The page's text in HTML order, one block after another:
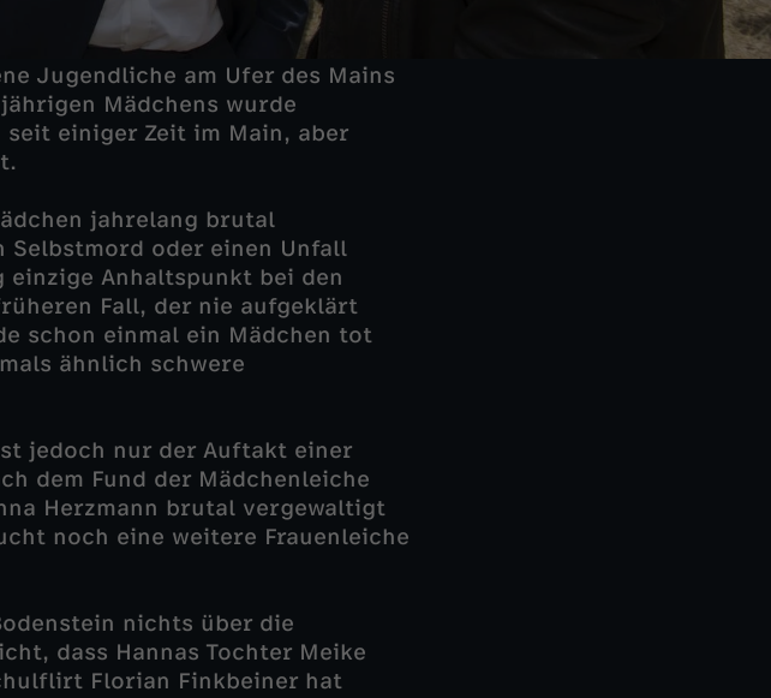
Jugendliche am Ufer des Mains
Mädchens wurde
einiger Zeit im Main, aber
jahrelang brutal
Selbstmord oder einen Unfall
einzige Anhaltspunkt bei den
Fall, der nie aufgeklärt
schon einmal ein Mädchen tot
ähnlich schwere
jedoch nur der Auftakt einer
dem Fund der Mädchenleiche
Herzmann brutal vergewaltigt
noch eine weitere Frauenleiche
nichts über die
dass Hannas Tochter Meike
Florian Finkbeiner hat